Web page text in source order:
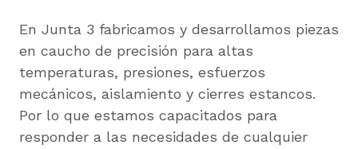
En Junta 3 fabricamos y desarrollamos piezas
en caucho de precisión para altas
temperaturas, presiones, esfuerzos
mecánicos, aislamiento y cierres estancos.
Por lo que estamos capacitados para
responder a las necesidades de cualquier